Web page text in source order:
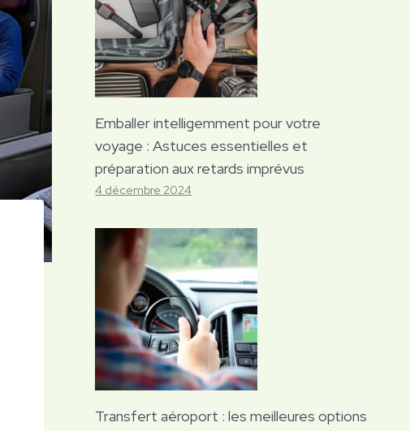
Emballer intelligemment pour votre
voyage : Astuces essentielles et
préparation aux retards imprévus
4 décembre 2024
Transfert aéroport : les meilleures options